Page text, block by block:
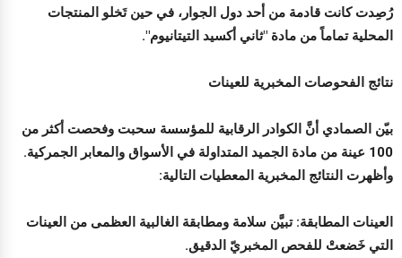
رُصِدت كانت قادمة من أحد دول الجوار، في حين تَخلو المنتجات
المحلية تماماً من مادة "ثاني أكسيد التيتانيوم".
نتائج الفحوصات المخبرية للعينات
بيّن الصمادي أنَّ الكوادر الرقابية للمؤسسة سحبت وفحصت أكثر من
100 عينة من مادة الجميد المتداولة في الأسواق والمعابر الجمركية.
وأظهرت النتائج المخبرية المعطيات التالية:
العينات المطابقة: تبيَّن سلامة ومطابقة الغالبية العظمى من العينات
التي خَضعتْ للفحص المخبريّ الدقيق.